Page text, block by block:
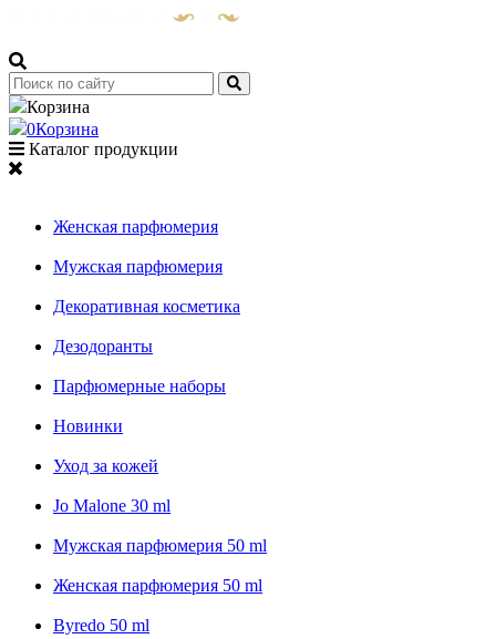
Корзина
0Корзина
Каталог продукции
Женская парфюмерия
Мужская парфюмерия
Декоративная косметика
Дезодоранты
Парфюмерные наборы
Новинки
Уход за кожей
Jo Malone 30 ml
Мужская парфюмерия 50 ml
Женская парфюмерия 50 ml
Byredo 50 ml